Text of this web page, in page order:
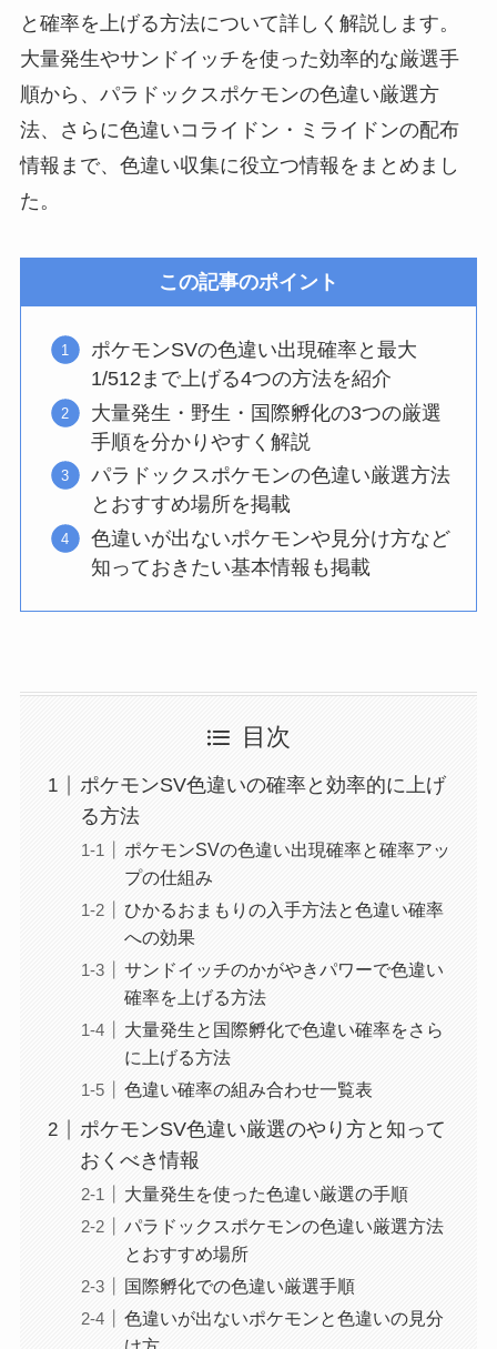
と確率を上げる方法について詳しく解説します。
大量発生やサンドイッチを使った効率的な厳選手
順から、パラドックスポケモンの色違い厳選方
法、さらに色違いコライドン・ミライドンの配布
情報まで、色違い収集に役立つ情報をまとめまし
た。
この記事のポイント
ポケモンSVの色違い出現確率と最大
1/512まで上げる4つの方法を紹介
大量発生・野生・国際孵化の3つの厳選
手順を分かりやすく解説
パラドックスポケモンの色違い厳選方法
とおすすめ場所を掲載
色違いが出ないポケモンや見分け方など
知っておきたい基本情報も掲載
目次
ポケモンSV色違いの確率と効率的に上げ
る方法
ポケモンSVの色違い出現確率と確率アッ
プの仕組み
ひかるおまもりの入手方法と色違い確率
への効果
サンドイッチのかがやきパワーで色違い
確率を上げる方法
大量発生と国際孵化で色違い確率をさら
に上げる方法
色違い確率の組み合わせ一覧表
ポケモンSV色違い厳選のやり方と知って
おくべき情報
大量発生を使った色違い厳選の手順
パラドックスポケモンの色違い厳選方法
とおすすめ場所
国際孵化での色違い厳選手順
色違いが出ないポケモンと色違いの見分